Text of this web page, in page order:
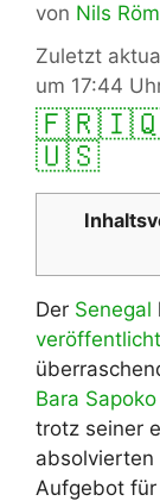
von Nils
Zuletzt
um 17:44
🇫🇷
🇺🇸
Der Senegal
veröffentlicht
Bara
trotz seiner
absolvierten
Aufgebot